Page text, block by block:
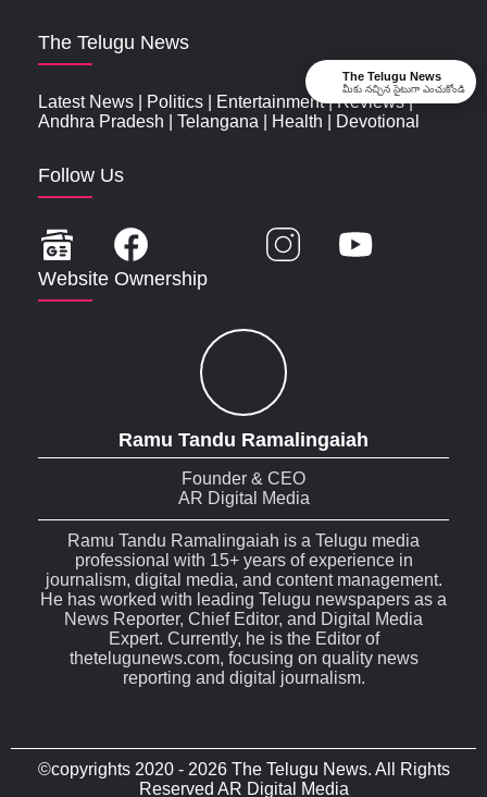
The Telugu News
Latest News Politics Entertainment|Reviews|
Andhra Pradesh
Telangana Health Devotional
Follow Us
Website Ownership
Ramu Tandu Ramalingaiah
Founder & CEO
AR Digital Media
Ramu Tandu Ramalingaiah is a Telugu media
professional with 15+ years of experience in
journalism, digital media, and content management.
He has worked with leading Telugu newspapers as a
News Reporter, Chief Editor, and Digital Media
Expert. Currently, he is the Editor of
thetelugunews.com, focusing on quality news
reporting and digital journalism.
©copyrights 2020 - 2026 The Telugu News. All Rights
Reserved AR Digital Media
The Telugu News
మీకు నచ్చిన సైటుగా ఎంచుకోండి